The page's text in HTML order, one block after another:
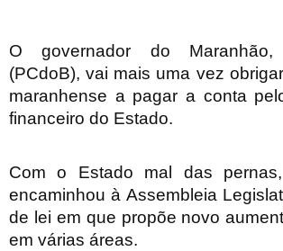
O governador do
(PCdoB), vai mais uma vez
maranhense a pagar a conta
financeiro do Estado.
Com o Estado mal das
encaminhou à Assembleia
de lei em que propõe novo
em várias áreas.